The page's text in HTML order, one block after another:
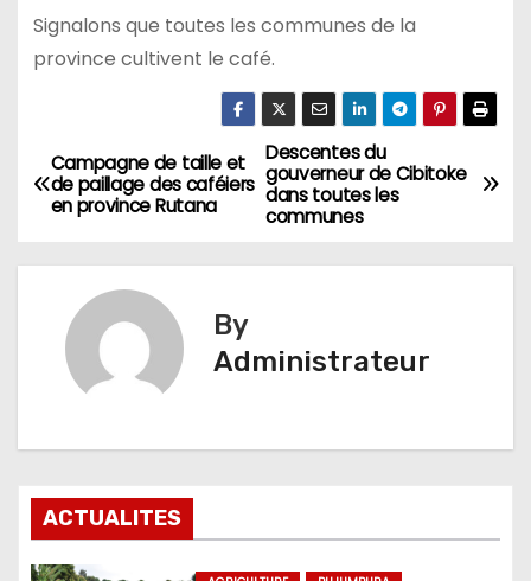
Signalons que toutes les communes de la
province cultivent le café.
Navigation
de
l’article
Descentes du
gouverneur de Cibitoke
dans toutes les
communes
Campagne de taille et
de paillage des caféiers
en province Rutana
By
Administrateur
ACTUALITES